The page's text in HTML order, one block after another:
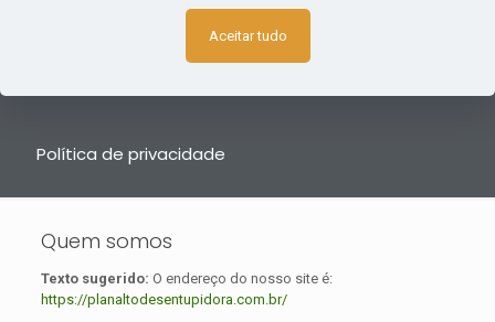
Política de privacidade
Quem somos
Texto sugerido: O endereço do nosso site é:
https://planaltodesentupidora.com.br/
Aceitar tudo